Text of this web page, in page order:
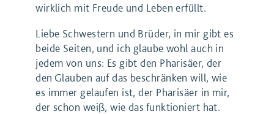
wirklich mit Freude und Leben erfüllt.
Liebe Schwestern und Brüder, in mir gibt es
beide Seiten, und ich glaube wohl auch in
jedem von uns: Es gibt den Pharisäer, der
den Glauben auf das beschränken will, wie
es immer gelaufen ist, der Pharisäer in mir,
der schon weiß, wie das funktioniert hat.